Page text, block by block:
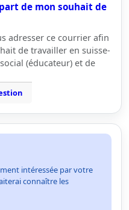
de mon souhait de
adresser ce courrier afin
de travailler en suisse-
(éducateur) et de
intéressée par votre
connaître les